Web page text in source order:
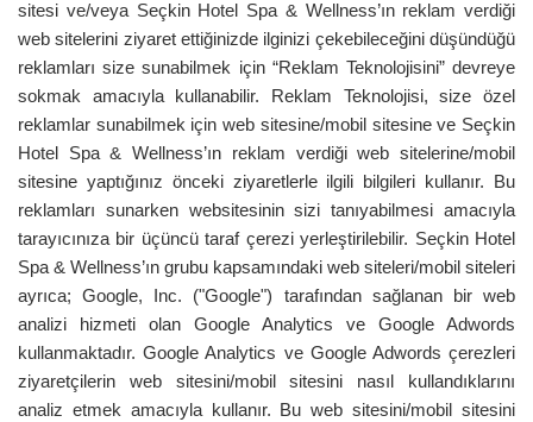
sitesi ve/veya Seçkin Hotel Spa & Wellness’ın reklam verdiği
web sitelerini ziyaret ettiğinizde ilginizi çekebileceğini düşündüğü
reklamları size sunabilmek için “Reklam Teknolojisini” devreye
sokmak amacıyla kullanabilir. Reklam Teknolojisi, size özel
reklamlar sunabilmek için web sitesine/mobil sitesine ve Seçkin
Hotel Spa & Wellness’ın reklam verdiği web sitelerine/mobil
sitesine yaptığınız önceki ziyaretlerle ilgili bilgileri kullanır. Bu
reklamları sunarken websitesinin sizi tanıyabilmesi amacıyla
tarayıcınıza bir üçüncü taraf çerezi yerleştirilebilir. Seçkin Hotel
Spa & Wellness’ın grubu kapsamındaki web siteleri/mobil siteleri
ayrıca; Google, Inc. ("Google") tarafından sağlanan bir web
analizi hizmeti olan Google Analytics ve Google Adwords
kullanmaktadır. Google Analytics ve Google Adwords çerezleri
ziyaretçilerin web sitesini/mobil sitesini nasıl kullandıklarını
analiz etmek amacıyla kullanır. Bu web sitesini/mobil sitesini